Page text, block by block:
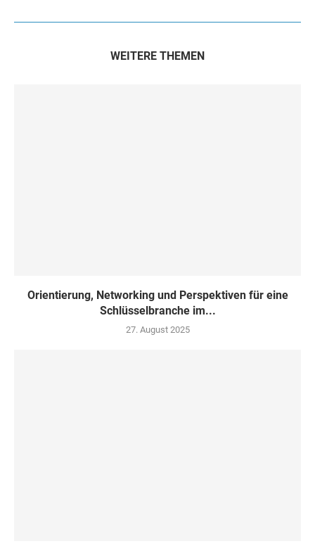
WEITERE THEMEN
Orientierung, Networking und Perspektiven für eine
Schlüsselbranche im...
27. August 2025